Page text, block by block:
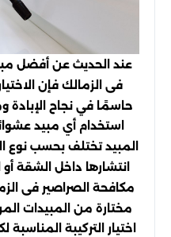
عند الحديث عن أفضل
فى الزمالك فإن
حاسمًا في نجاح الإبادة
استخدام أي مبيد
المبيد تختلف بحسب نوع
انتشارها داخل الشقة
مكافحة الصراصير فى
مختارة من المبيدات
اختيار التركيبة